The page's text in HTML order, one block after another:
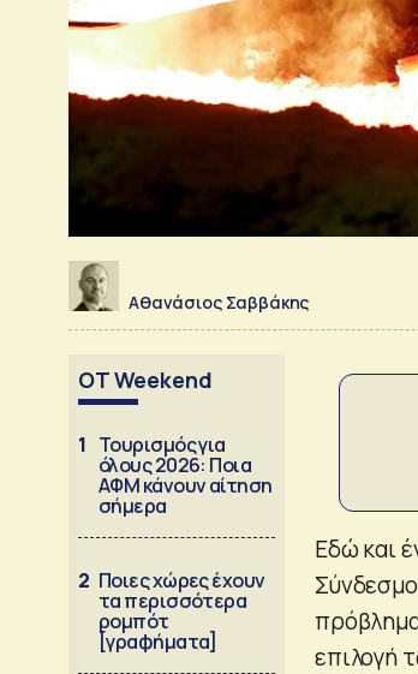
Αθανάσιος Σαββάκης
OT Weekend
1 Τουρισμός για
όλους 2026: Ποια
ΑΦΜ κάνουν αίτηση
σήμερα
2 Ποιες χώρες έχουν
τα περισσότερα
ρομπότ
[γραφήματα]
Εδώ και
επιλογή